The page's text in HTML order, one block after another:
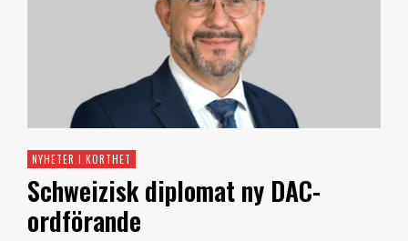
NYHETER I KORTHET
Schweizisk diplomat ny DAC-
ordförande